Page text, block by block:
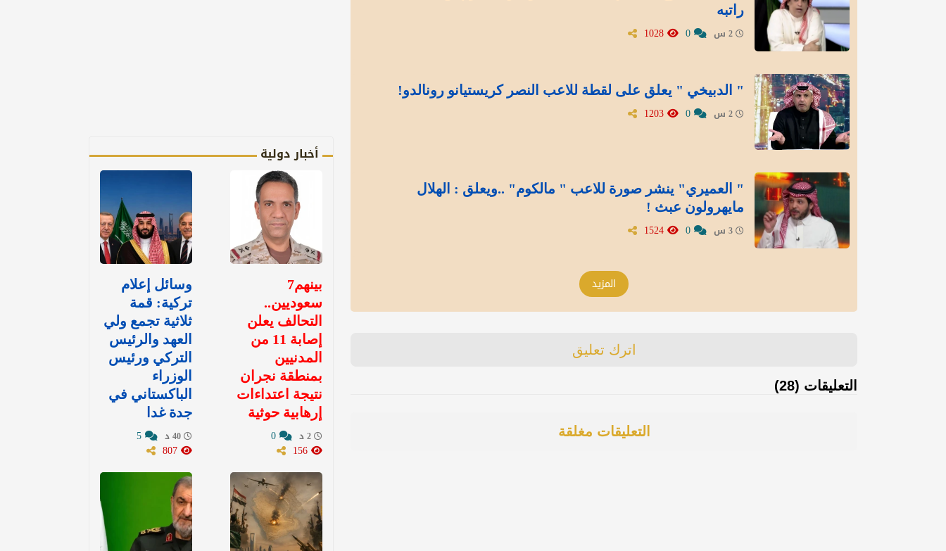
راتبه
" الدبيخي " يعلق على لقطة للاعب النصر كريستيانو رونالدو!
" العميري" ينشر صورة للاعب " مالكوم" ..ويعلق : الهلال
مايهرولون عبث !
المزيد
اترك تعليق
التعليقات (28)
التعليقات مغلقة
أخبار دولية
بينهم7
سعوديين..
التحالف يعلن
إصابة 11 من
المدنيين
بمنطقة نجران
نتيجة اعتداءات
إرهابية حوثية
وسائل إعلام
تركية: قمة
ثلاثية تجمع ولي
العهد والرئيس
التركي ورئيس
الوزراء
الباكستاني في
جدة غدا